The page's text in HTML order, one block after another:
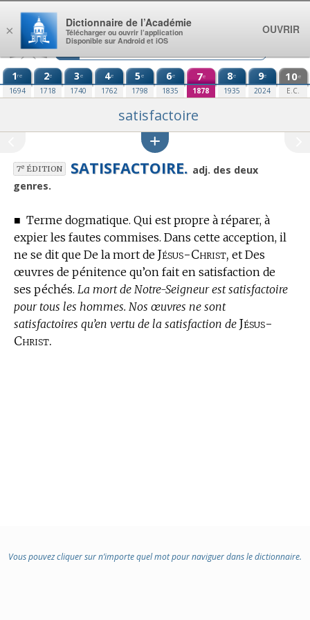
Aller au contenu
1re
1694
2e
1718
3e
1740
4e
1762
5e
1798
6e
1835
7e
1878
8e
1935
9e
2024
10e
E.C.
satisfactoire
7eÉDITION SATISFACTOIRE. adj. des deux
genres.
■ Terme dogmatique. Qui est propre à réparer, à
expier les fautes commises. Dans cette acception, il
ne se dit que De la mort de Jésus-Christ, et Des
œuvres de pénitence qu’on fait en satisfaction de
ses péchés. La mort de Notre-Seigneur est satisfactoire
pour tous les hommes. Nos œuvres ne sont
satisfactoires qu’en vertu de la satisfaction de Jésus-
Christ.
Vous pouvez cliquer sur n’importe quel mot pour naviguer dans le dictionnaire.
×
Dictionnaire de l’Académie
Télécharger ou ouvrir l’application
Disponible sur Android et iOS
OUVRIR